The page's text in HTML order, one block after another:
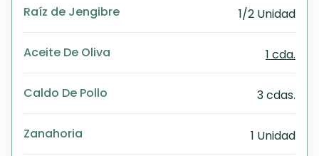
Raíz de Jengibre 1/2 Unidad
Aceite De Oliva 1 cda.
Caldo De Pollo 3 cdas.
Zanahoria 1 Unidad